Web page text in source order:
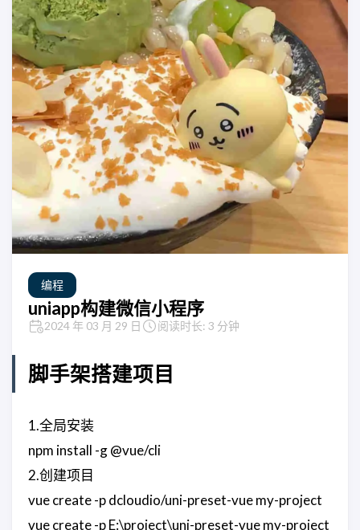
编程
uniapp构建微信小程序
2024 年 03 月 29 日 阅读时长: 3 分钟
脚手架搭建项目
1.全局安装
npm install -g @vue/cli
2.创建项目
vue create -p dcloudio/uni-preset-vue my-project
vue create -p E:\project\uni-preset-vue my-project